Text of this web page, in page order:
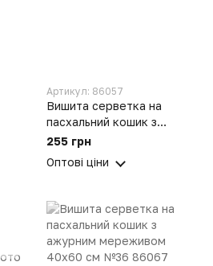
Артикул: 86057
Вишита серветка на
пасхальний кошик з
ажурним мереживом
255 грн
Оптові ціни